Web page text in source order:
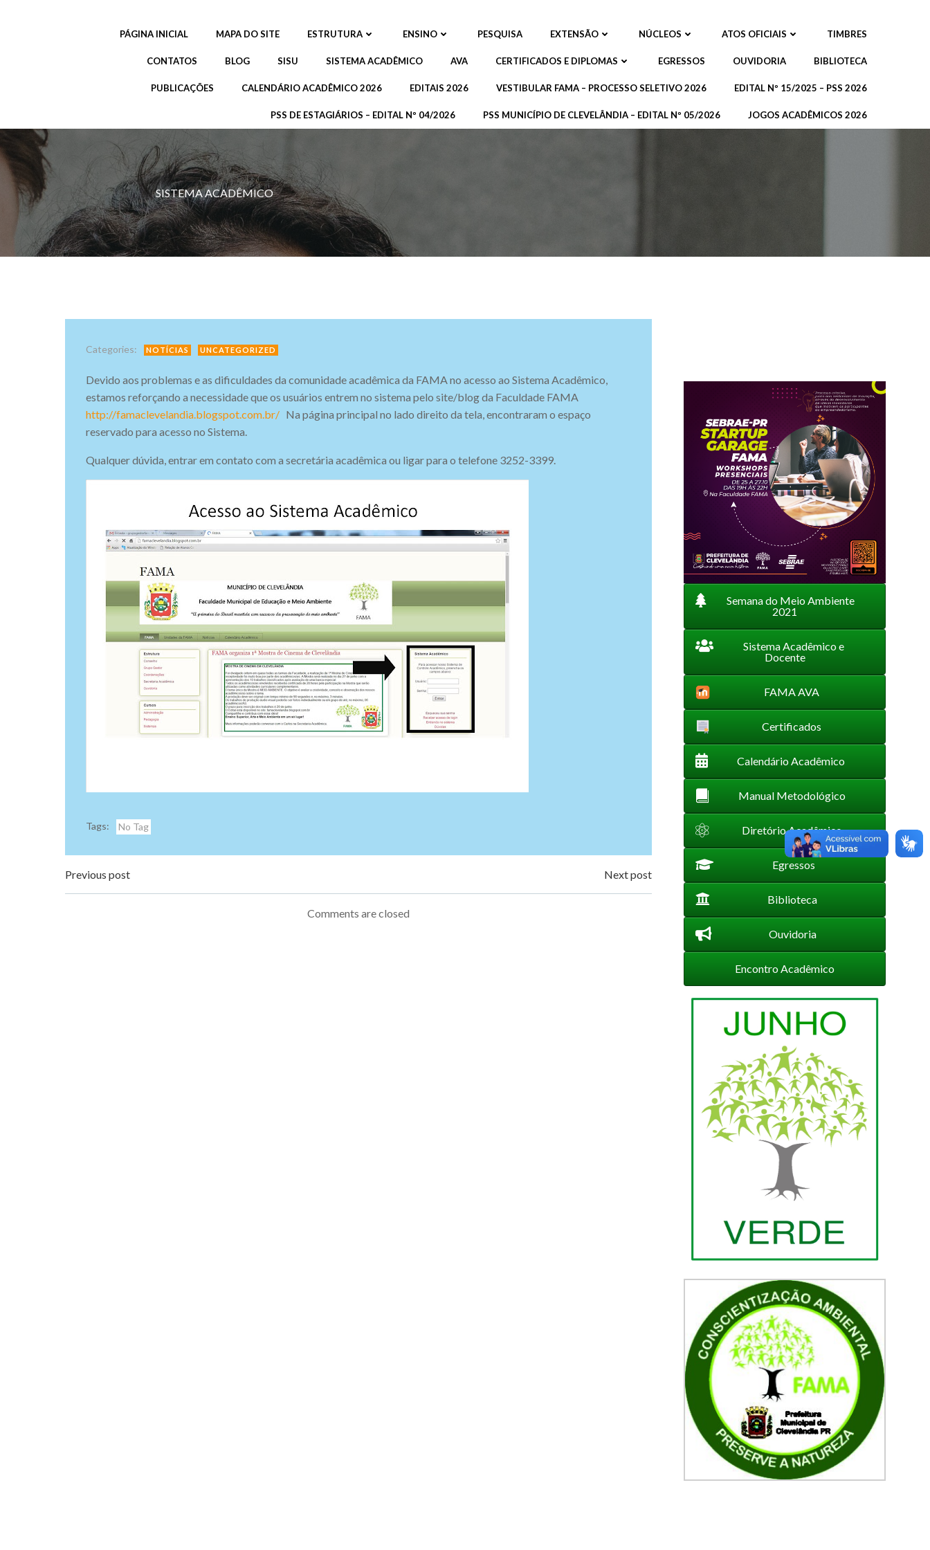
PÁGINA INICIAL MAPA DO SITE ESTRUTURA ENSINO PESQUISA EXTENSÃO NÚCLEOS ATOS OFICIAIS TIMBRES
CONTATOS BLOG SISU SISTEMA ACADÊMICO AVA CERTIFICADOS E DIPLOMAS EGRESSOS OUVIDORIA BIBLIOTECA
PUBLICAÇÕES CALENDÁRIO ACADÊMICO 2026 EDITAIS 2026 VESTIBULAR FAMA – PROCESSO SELETIVO 2026 EDITAL Nº 15/2025 – PSS 2026
PSS DE ESTAGIÁRIOS – EDITAL Nº 04/2026 PSS MUNICÍPIO DE CLEVELÂNDIA – EDITAL Nº 05/2026 JOGOS ACADÊMICOS 2026
SISTEMA ACADÊMICO
Categories: NOTÍCIAS UNCATEGORIZED
Devido aos problemas e as dificuldades da comunidade acadêmica da FAMA no acesso ao Sistema Acadêmico,
estamos reforçando a necessidade que os usuários entrem no sistema pelo site/blog da Faculdade FAMA
http://famaclevelandia.blogspot.com.br/ Na página principal no lado direito da tela, encontraram o espaço
reservado para acesso no Sistema.
Qualquer dúvida, entrar em contato com a secretária acadêmica ou ligar para o telefone 3252-3399.
Tags: No Tag
Navegação
Previous post
de
Next post
Comments are closed
Semana do Meio Ambiente
2021
Sistema Acadêmico e
Docente
FAMA AVA
Certificados
Calendário Acadêmico
Manual Metodológico
Diretório Acadêmico
Egressos
Biblioteca
Ouvidoria
Encontro Acadêmico